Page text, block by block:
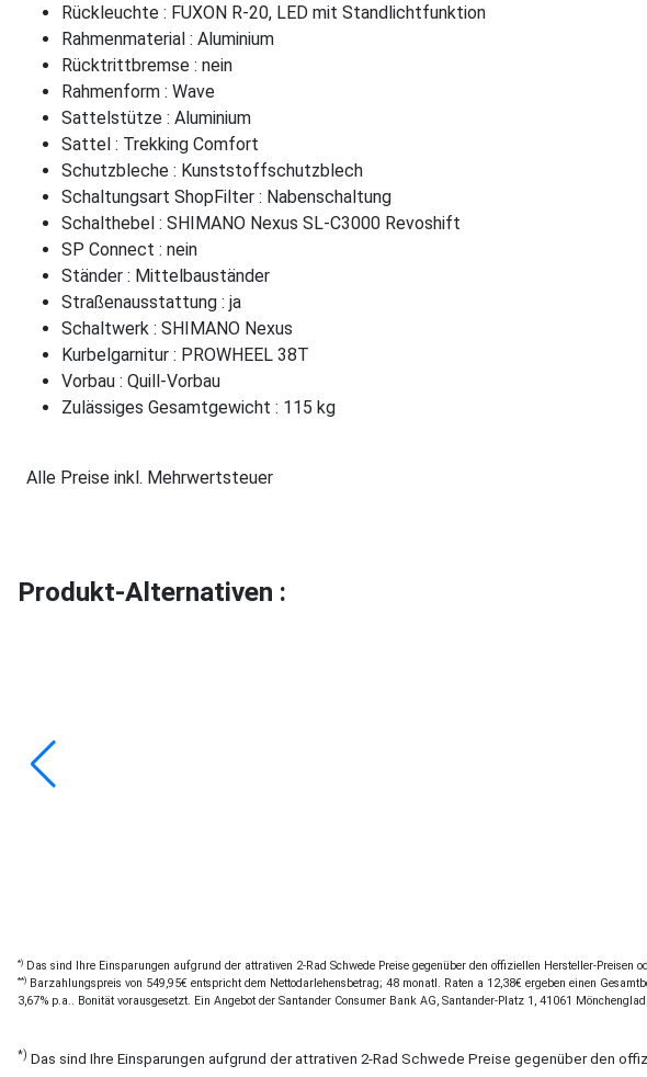
Rückleuchte : FUXON R-20, LED mit Standlichtfunktion
Rahmenmaterial : Aluminium
Rücktrittbremse : nein
Rahmenform : Wave
Sattelstütze : Aluminium
Sattel : Trekking Comfort
Schutzbleche : Kunststoffschutzblech
Schaltungsart ShopFilter : Nabenschaltung
Schalthebel : SHIMANO Nexus SL-C3000 Revoshift
SP Connect : nein
Ständer : Mittelbauständer
Straßenausstattung : ja
Schaltwerk : SHIMANO Nexus
Kurbelgarnitur : PROWHEEL 38T
Vorbau : Quill-Vorbau
Zulässiges Gesamtgewicht : 115 kg
Alle Preise inkl. Mehrwertsteuer
Produkt-Alternativen :
*) Das sind Ihre Einsparungen aufgrund der attrativen 2-Rad Schwede Preise gegenüber den offiziellen Hersteller-Preisen
**) Barzahlungspreis von 549,95€ entspricht dem Nettodarlehensbetrag; 48 monatl. Raten a 12,38€ ergeben einen
3,67% p.a.. Bonität vorausgesetzt. Ein Angebot der Santander Consumer Bank AG, Santander-Platz 1, 41061
*) Das sind Ihre Einsparungen aufgrund der attrativen 2-Rad Schwede Preise gegenüber den